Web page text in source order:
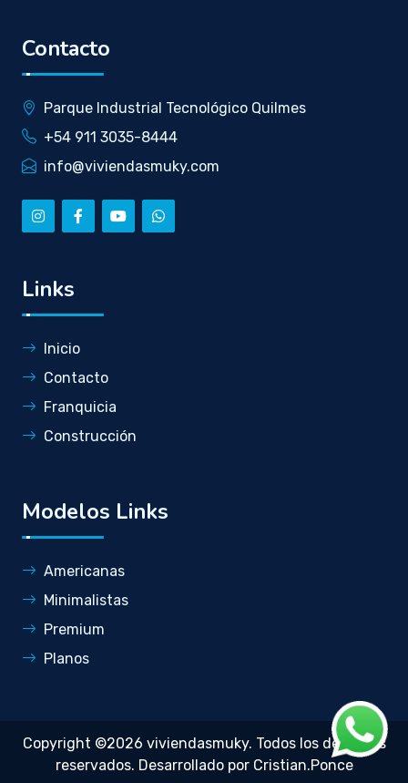
Contacto
Parque Industrial Tecnológico Quilmes
+54 911 3035-8444
info@viviendasmuky.com
Links
Inicio
Contacto
Franquicia
Construcción
Modelos Links
Americanas
Minimalistas
Premium
Planos
Copyright ©2026 viviendasmuky. Todos los derechos
reservados. Desarrollado por Cristian.Ponce